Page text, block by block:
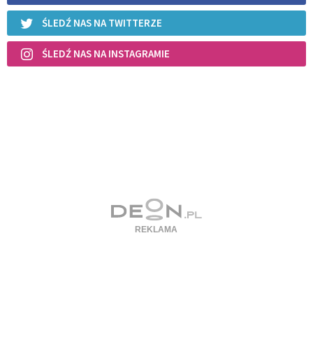
ŚLEDŹ NAS NA TWITTERZE
ŚLEDŹ NAS NA INSTAGRAMIE